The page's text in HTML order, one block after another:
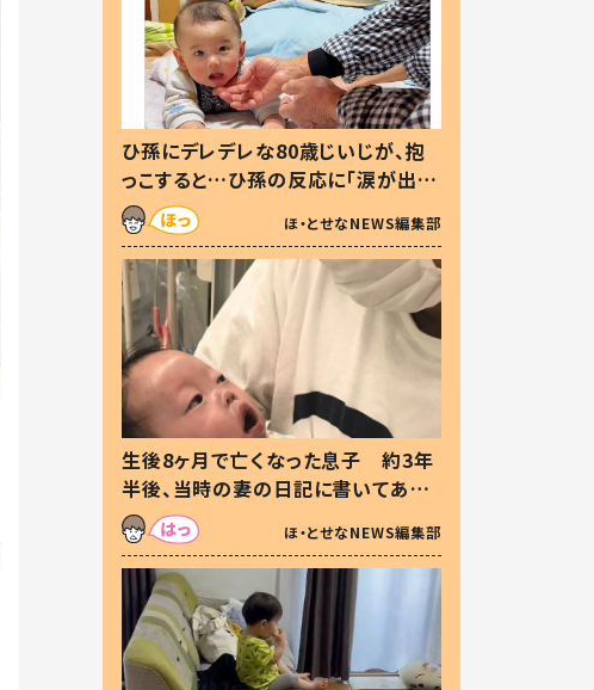
ひ孫にデレデレな80歳じいじが、抱
っこすると…ひ孫の反応に「涙が出ま
した」「可愛くて仕方ない」
ほ・とせなNEWS編集部
生後8ヶ月で亡くなった息子 約3年
半後、当時の妻の日記に書いてあっ
た本音とは
ほ・とせなNEWS編集部